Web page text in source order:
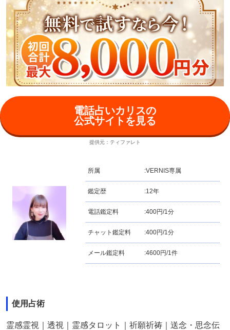
電話占いカリスの
公式サイトを見る
提供元：ティファレト
所属 :VERNIS専属
鑑定歴 :12年
電話鑑定料 :400円/1分
チャット鑑定料 :400円/1分
メール鑑定料 :4600円/1件
使用占術
霊感霊視｜透視｜霊感タロット｜祈願祈祷｜送念・思念伝